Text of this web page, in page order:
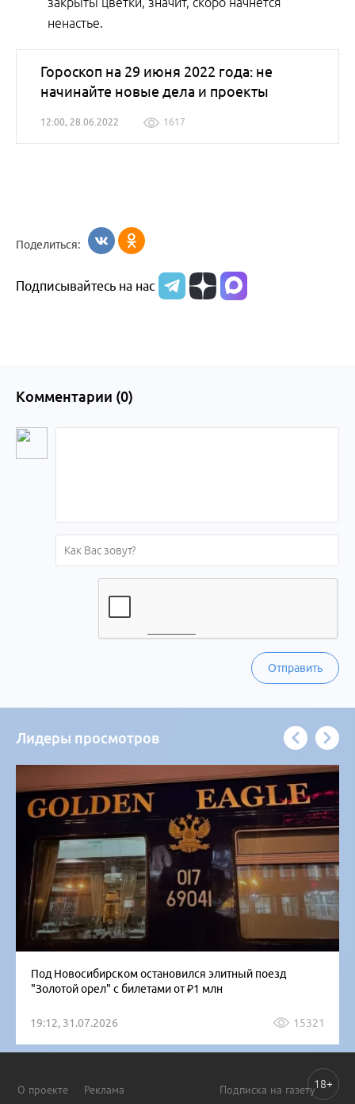
ненастье.
Гороскоп на 29 июня 2022 года: не
начинайте новые дела и проекты
12:00, 28.06.2022 1617
Поделиться:
Подписывайтесь на нас
Комментарии (0)
Отправить
Лидеры просмотров
Под Новосибирском остановился элитный поезд
"Золотой орел" с билетами от ₽1 млн
19:12, 31.07.2026 15321
О проекте Реклама Подписка на газету18+